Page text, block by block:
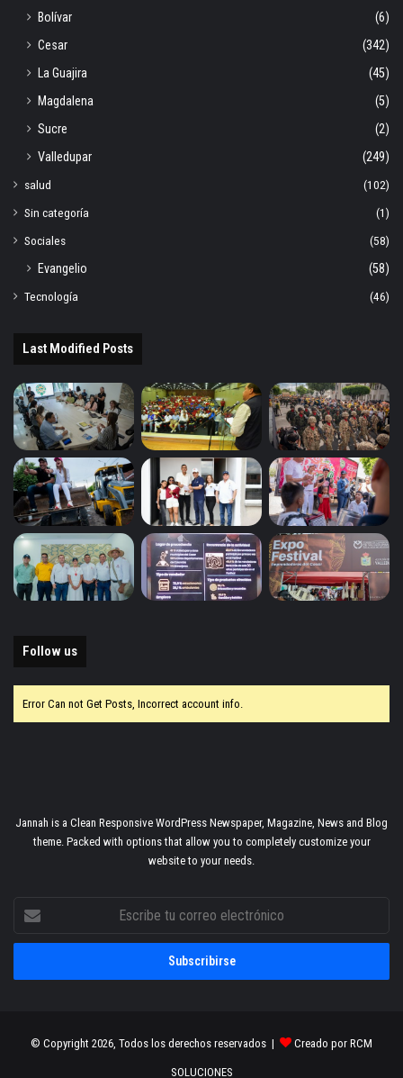
Bolívar
(6)
Cesar
(342)
La Guajira
(45)
Magdalena
(5)
Sucre
(2)
Valledupar
(249)
salud
(102)
Sin categoría
(1)
Sociales
(58)
Evangelio
(58)
Tecnología
(46)
Last Modified Posts
Follow us
Error Can not Get Posts, Incorrect account info.
Jannah is a Clean Responsive WordPress Newspaper, Magazine, News and Blog
theme. Packed with options that allow you to completely customize your
website to your needs.
Escribe
correo
© Copyright 2026, Todos los derechos reservados | Creado por RCM
SOLUCIONES